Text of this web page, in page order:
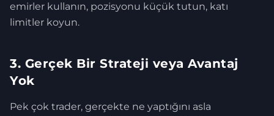
emirler kullanın, pozisyonu küçük tutun, katı
limitler koyun.
3. Gerçek Bir Strateji veya Avantaj
Yok
Pek çok trader, gerçekte ne yaptığını asla